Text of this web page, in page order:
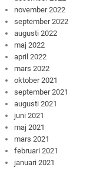
november 2022
september 2022
augusti 2022
maj 2022
april 2022
mars 2022
oktober 2021
september 2021
augusti 2021
juni 2021
maj 2021
mars 2021
februari 2021
januari 2021